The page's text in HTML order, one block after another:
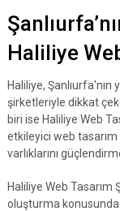
Haliliye
Haliliye, Şanlıurfa'nın
şirketleriyle dikkat
biri ise Haliliye Web
etkileyici web
varlıklarını
Haliliye Web
oluşturma konusunda